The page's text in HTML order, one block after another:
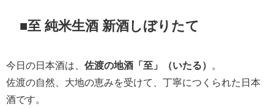
■至 純米生酒 新酒しぼりたて
今日の日本酒は、 佐渡の地酒「至」（いたる）
佐渡の自然、大地の恵みを受けて、丁寧につくられた日本
酒です。